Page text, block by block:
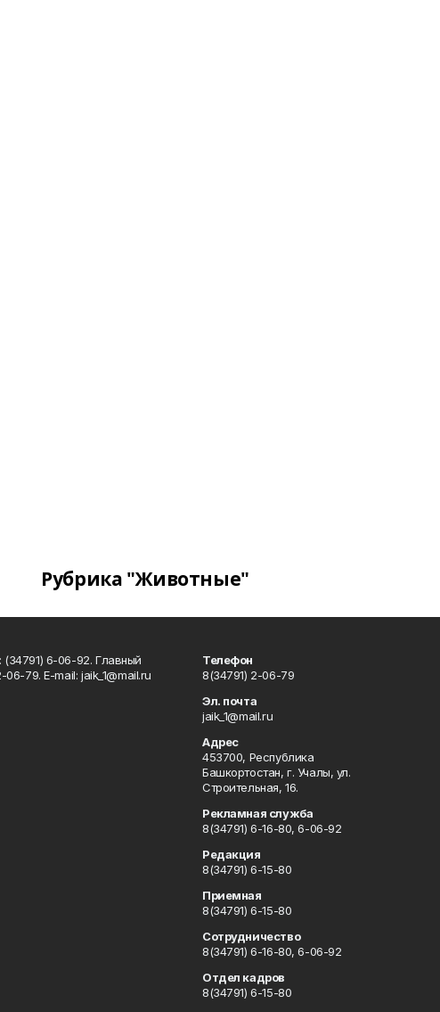
Рубрика "Животные"
(34791) 6-06-92. Главный
79. Е-mаil: jaik_1@mail.ru
Телефон
8(34791) 2-06-79
Эл. почта
jaik_1@mail.ru
Адрес
453700, Республика
Башкортостан, г. Учалы, ул.
Строительная, 16.
Рекламная служба
8(34791) 6-16-80, 6-06-92
Редакция
8(34791) 6-15-80
Приемная
8(34791) 6-15-80
Сотрудничество
8(34791) 6-16-80, 6-06-92
Отдел кадров
8(34791) 6-15-80